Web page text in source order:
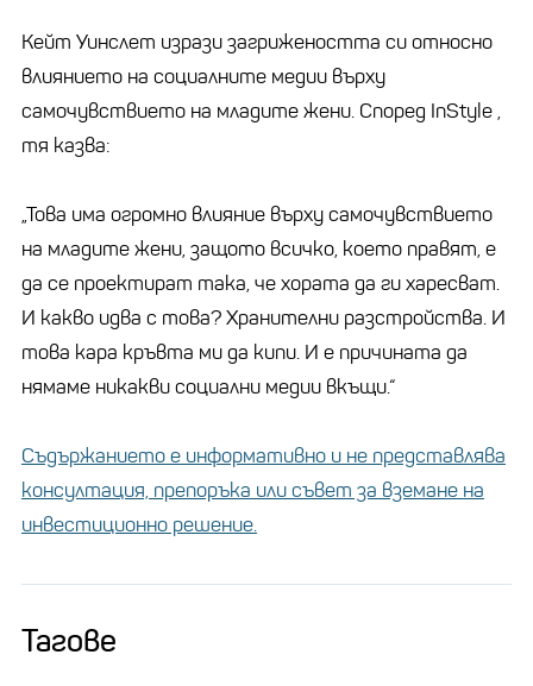
Кейт Уинслет изрази загрижеността си относно
влиянието на социалните медии върху
самочувствието на младите жени. Според InStyle ,
тя казва:
„Това има огромно влияние върху самочувствието
на младите жени, защото всичко, което правят, е
да се проектират така, че хората да ги харесват.
И какво идва с това? Хранителни разстройства. И
това кара кръвта ми да кипи. И е причината да
нямаме никакви социални медии вкъщи.“
Съдържанието е информативно и не представлява
консултация, препоръка или съвет за вземане на
инвестиционно решение.
Тагове